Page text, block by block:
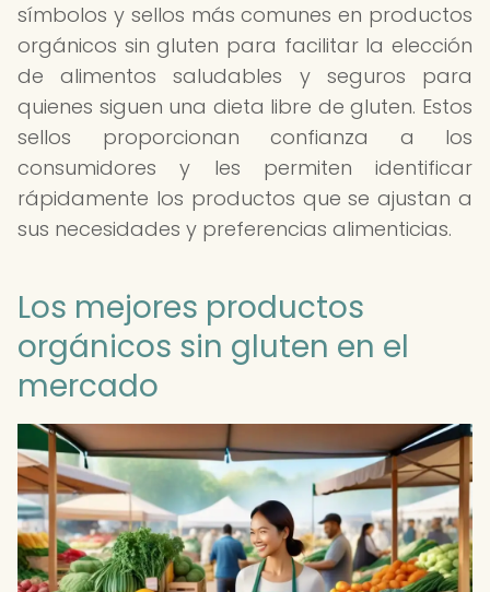
símbolos y sellos más comunes en productos
orgánicos sin gluten para facilitar la elección
de alimentos saludables y seguros para
quienes siguen una dieta libre de gluten. Estos
sellos proporcionan confianza a los
consumidores y les permiten identificar
rápidamente los productos que se ajustan a
sus necesidades y preferencias alimenticias.
Los mejores productos
orgánicos sin gluten en el
mercado